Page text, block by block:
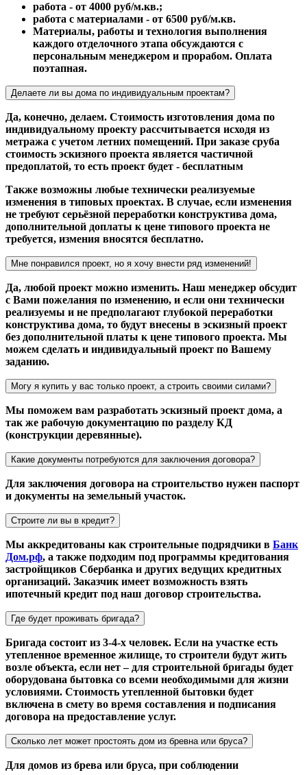
работа - от 4000 руб/м.кв.;
работа с материалами - от 6500 руб/м.кв.
Материалы, работы и технология выполнения
каждого отделочного этапа обсуждаются с
персональным менеджером и прорабом. Оплата
поэтапная.
Делаете ли вы дома по индивидуальным проектам?
Да, конечно, делаем. Стоимость изготовления дома по
индивидуальному проекту рассчитывается исходя из
метража с учетом летних помещений. При заказе сруба
стоимость эскизного проекта является частичной
предоплатой, то есть проект будет - бесплатным
Также возможны любые технически реализуемые
изменения в типовых проектах. В случае, если изменения
не требуют серьёзной переработки конструктива дома,
дополнительной доплаты к цене типового проекта не
требуется, измения вносятся бесплатно.
Мне понравился проект, но я хочу внести ряд изменений!
Да, любой проект можно изменить. Наш менеджер обсудит
с Вами пожелания по изменению, и если они технически
реализуемы и не предполагают глубокой переработки
конструктива дома, то будут внесены в эскизный проект
без дополнительной платы к цене типового проекта. Мы
можем сделать и индивидуальный проект по Вашему
заданию.
Могу я купить у вас только проект, а строить своими силами?
Мы поможем вам разработать эскизный проект дома, а
так же рабочую документацию по разделу КД
(конструкции деревянные).
Какие документы потребуются для заключения договора?
Для заключения договора на строительство нужен паспорт
и документы на земельный участок.
Строите ли вы в кредит?
Мы аккредитованы как строительные подрядчики в Банк
Дом.рф, а также подходим под программы кредитования
застройщиков Сбербанка и других ведущих кредитных
организаций. Заказчик имеет возможность взять
ипотечный кредит под наш договор строительства.
Где будет проживать бригада?
Бригада состоит из 3-4-х человек. Если на участке есть
утепленное временное жилище, то строители будут жить
возле объекта, если нет – для строительной бригады будет
оборудована бытовка со всеми необходимыми для жизни
условиями. Стоимость утепленной бытовки будет
включена в смету во время составления и подписания
договора на предоставление услуг.
Сколько лет может простоять дом из бревна или бруса?
Для домов из брева или бруса, при соблюдении